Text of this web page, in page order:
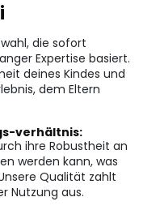
die sofort
Expertise basiert.
deines Kindes und
dem Eltern
verhältnis:
ihre Robustheit an
werden kann, was
Qualität zahlt
Nutzung aus.